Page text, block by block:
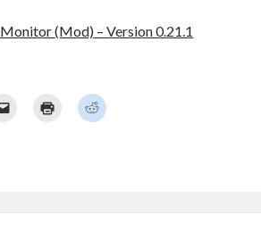
(Mod) – Version 0.21.1